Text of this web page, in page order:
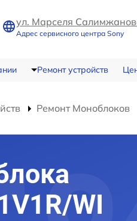
ул. Марселя
Адрес сервисного центра Sony
Ремонт устройств
Ремонт Моноблоков
WI